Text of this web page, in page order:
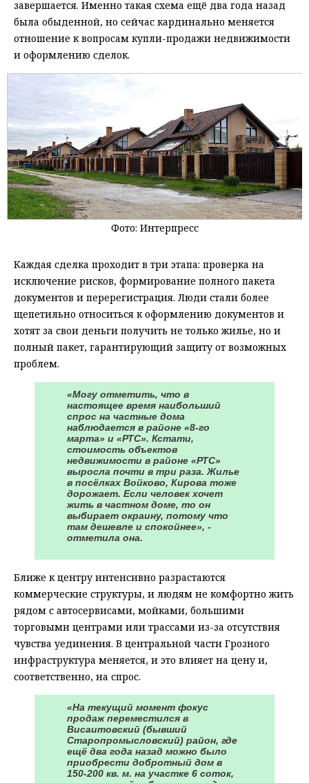
завершается. Именно такая схема ещё два года назад
была обыденной, но сейчас кардинально меняется
отношение к вопросам купли-продажи недвижимости
и оформлению сделок.
Фото: Интерпресс
Каждая сделка проходит в три этапа: проверка на
исключение рисков, формирование полного пакета
документов и перерегистрация. Люди стали более
щепетильно относиться к оформлению документов и
хотят за свои деньги получить не только жилье, но и
полный пакет, гарантирующий защиту от возможных
проблем.
«Могу отметить, что в
настоящее время наибольший
спрос на частные дома
наблюдается в районе «8-го
марта» и «РТС». Кстати,
стоимость объектов
недвижимости в районе «РТС»
выросла почти в три раза. Жилье
в посёлках Войково, Кирова тоже
дорожает. Если человек хочет
жить в частном доме, то он
выбирает окраину, потому что
там дешевле и спокойнее», -
отметила она.
Ближе к центру интенсивно разрастаются
коммерческие структуры, и людям не комфортно жить
рядом с автосервисами, мойками, большими
торговыми центрами или трассами из-за отсутствия
чувства уединения. В центральной части Грозного
инфраструктура меняется, и это влияет на цену и,
соответственно, на спрос.
«На текущий момент фокус
продаж переместился в
Висаитовский (бывший
Старопромысловский) район, где
ещё два года назад можно было
приобрести добротный дом в
150-200 кв. м. на участке 6 соток,